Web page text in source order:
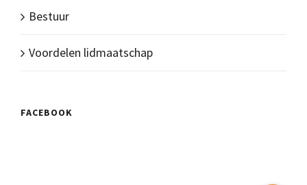
Bestuur
Voordelen lidmaatschap
FACEBOOK